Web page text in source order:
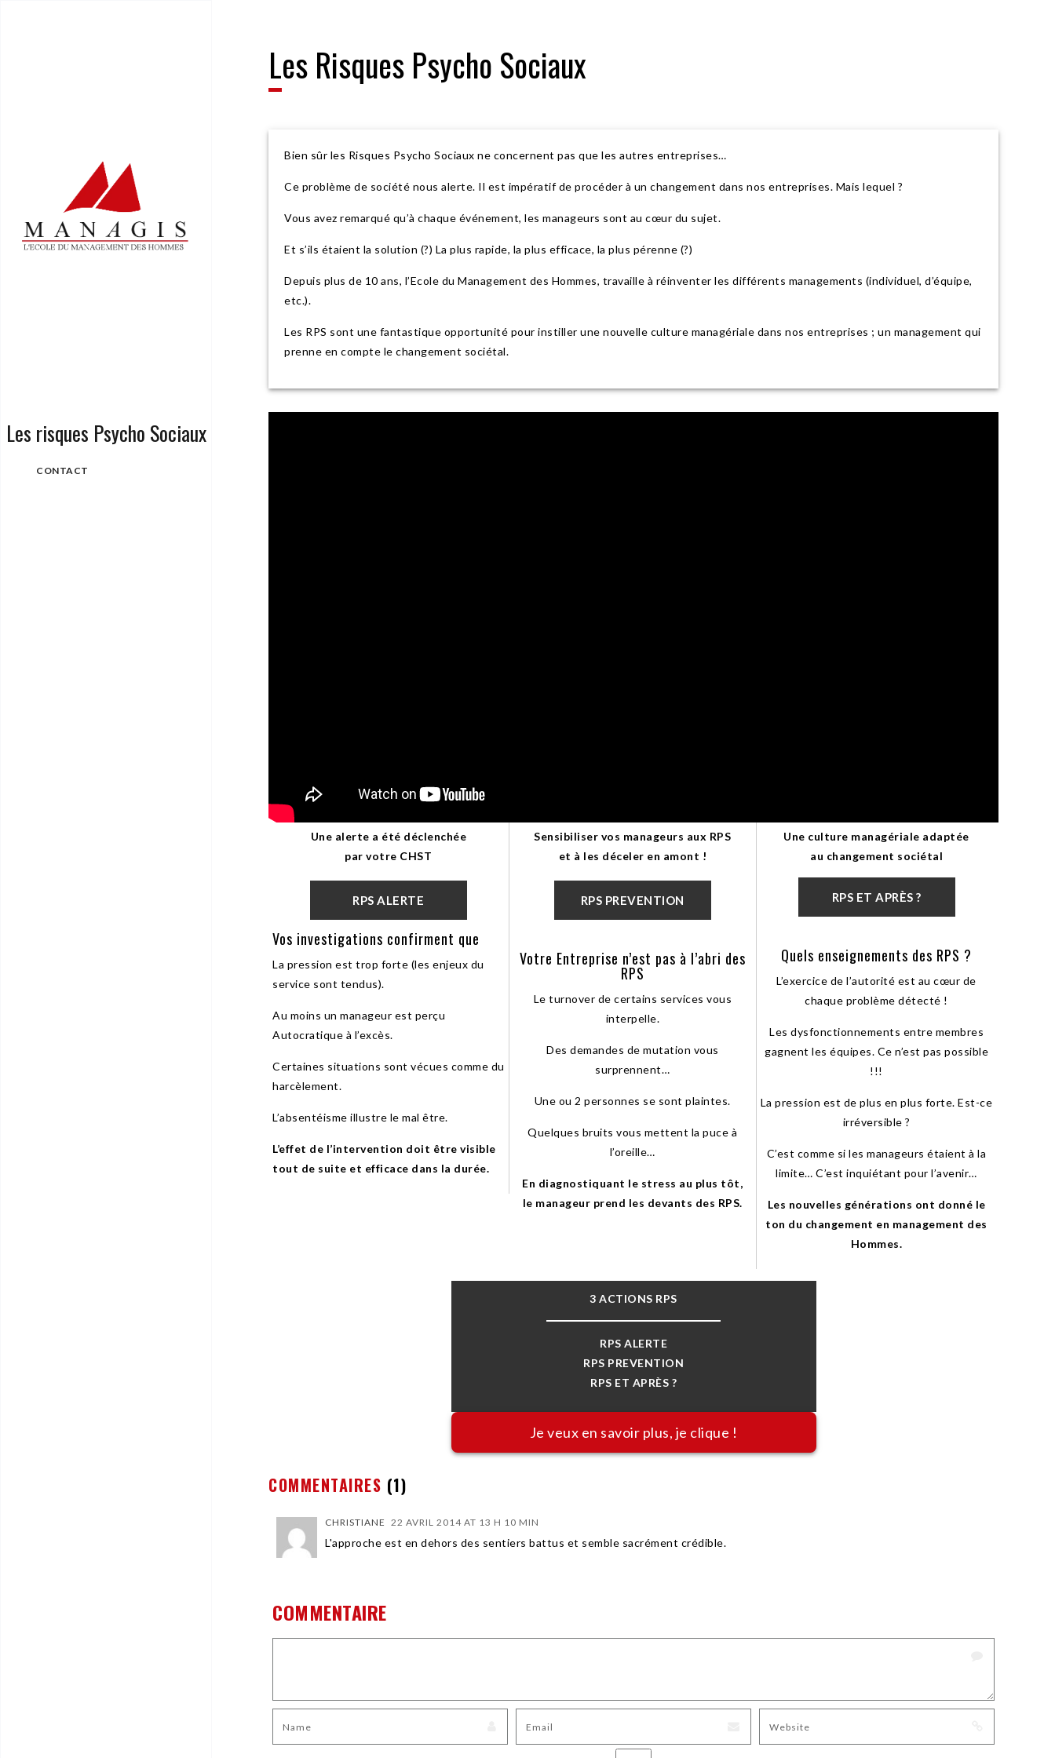
Les risques Psycho Sociaux
CONTACT
Les Risques Psycho Sociaux
Bien sûr les Risques Psycho Sociaux ne concernent pas que les autres entreprises…
Ce problème de société nous alerte. Il est impératif de procéder à un changement dans nos entreprises. Mais lequel ?
Vous avez remarqué qu’à chaque événement, les manageurs sont au cœur du sujet.
Et s’ils étaient la solution (?) La plus rapide, la plus efficace, la plus pérenne (?)
Depuis plus de 10 ans, l’Ecole du Management des Hommes, travaille à réinventer les différents managements (individuel, d’équipe,
etc.).
Les RPS sont une fantastique opportunité pour instiller une nouvelle culture managériale dans nos entreprises ; un management qui
prenne en compte le changement sociétal.
Une alerte a été déclenchée
par votre CHST
RPS ALERTE
Vos investigations confirment que
La pression est trop forte (les enjeux du
service sont tendus).
Au moins un manageur est perçu
Autocratique à l’excès.
Certaines situations sont vécues comme du
harcèlement.
L’absentéisme illustre le mal être.
L’effet de l’intervention doit être visible
tout de suite et efficace dans la durée.
Sensibiliser vos manageurs aux RPS
et à les déceler en amont !
RPS PREVENTION
Votre Entreprise n’est pas à l’abri des
RPS
Le turnover de certains services vous
interpelle.
Des demandes de mutation vous
surprennent…
Une ou 2 personnes se sont plaintes.
Quelques bruits vous mettent la puce à
l’oreille…
En diagnostiquant le stress au plus tôt,
le manageur prend les devants des RPS.
Une culture managériale adaptée
au changement sociétal
RPS ET APRÈS ?
Quels enseignements des RPS ?
L’exercice de l’autorité est au cœur de
chaque problème détecté !
Les dysfonctionnements entre membres
gagnent les équipes. Ce n’est pas possible
!!!
La pression est de plus en plus forte. Est-ce
irréversible ?
C’est comme si les manageurs étaient à la
limite… C’est inquiétant pour l’avenir…
Les nouvelles générations ont donné le
ton du changement en management des
Hommes.
3 ACTIONS RPS
RPS ALERTE
RPS PREVENTION
RPS ET APRÈS ?
Je veux en savoir plus, je clique !
COMMENTAIRES (1)
CHRISTIANE 22 AVRIL 2014 AT 13 H 10 MIN
L'approche est en dehors des sentiers battus et semble sacrément crédible.
COMMENTAIRE